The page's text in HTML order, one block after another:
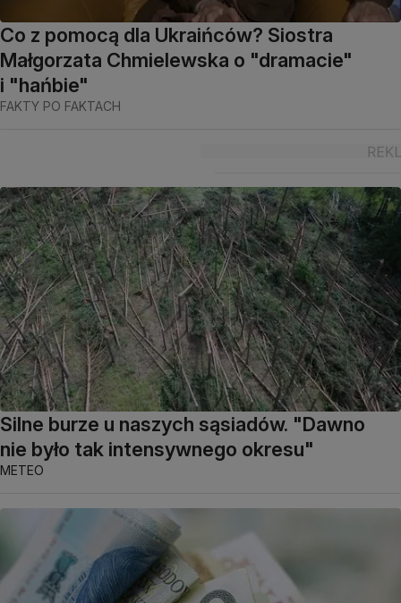
Co z pomocą dla Ukraińców? Siostra
Małgorzata Chmielewska o "dramacie"
i "hańbie"
FAKTY PO FAKTACH
Silne burze u naszych sąsiadów. "Dawno
nie było tak intensywnego okresu"
METEO